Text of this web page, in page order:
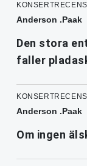
Anderson .Paak
Den stora
faller
Anderson .Paak
Om ingen